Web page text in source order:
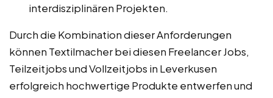
interdisziplinären Projekten.
Durch die Kombination dieser Anforderungen
können Textilmacher bei diesen Freelancer Jobs,
Teilzeitjobs und Vollzeitjobs in Leverkusen
erfolgreich hochwertige Produkte entwerfen und